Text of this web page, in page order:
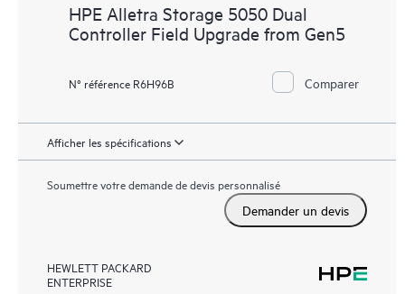
HPE Alletra Storage 5050 Dual
Controller Field Upgrade from Gen5
N° référence R6H96B Comparer
Afficher les spécifications
Soumettre votre demande de devis personnalisé
Demander un devis
HEWLETT PACKARD
ENTERPRISE